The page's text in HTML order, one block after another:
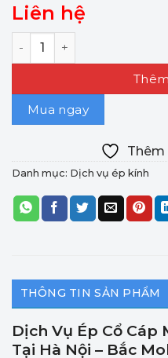
Liên hệ
Ép cổ cáp màn hình số
Mua ngay
Thêm
Danh mục: Dịch vụ ép kính
THÔNG TIN SẢN PHẨM
Dịch Vụ Ép Cổ
Tại Hà Nội – Bắc